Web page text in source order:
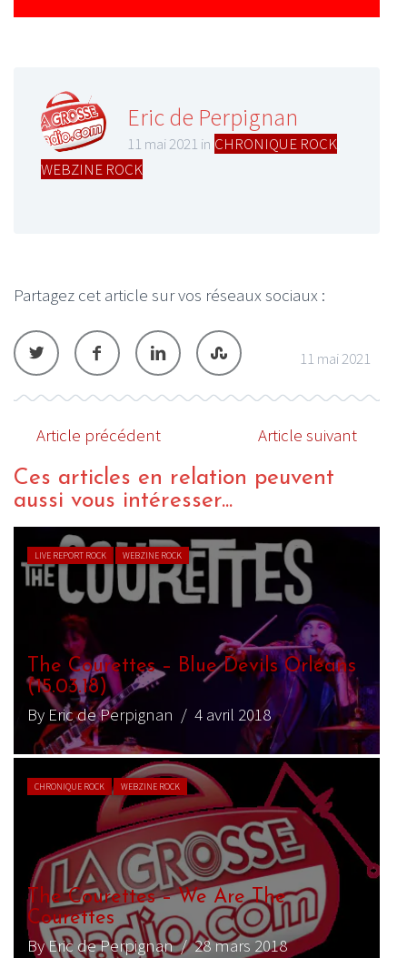
Eric de Perpignan
11 mai 2021 in CHRONIQUE ROCK
WEBZINE ROCK
Partagez cet article sur vos réseaux sociaux :
11 mai 2021
Article précédent Article suivant
Ces articles en relation peuvent
aussi vous intéresser...
LIVE REPORT ROCK WEBZINE ROCK
The Courettes – Blue Devils Orléans
(15.03.18)
By Eric de Perpignan / 4 avril 2018
CHRONIQUE ROCK WEBZINE ROCK
The Courettes – We Are The
Courettes
By Eric de Perpignan/ 28 mars 2018